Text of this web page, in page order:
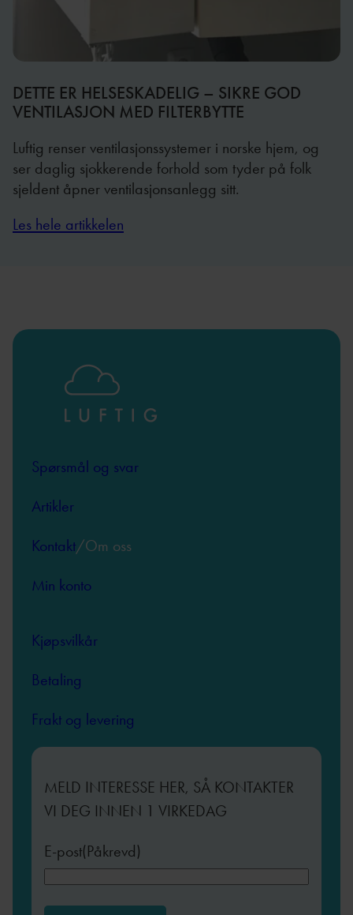
DETTE ER HELSESKADELIG – SIKRE GOD
VENTILASJON MED FILTERBYTTE
Luftig renser ventilasjonssystemer i norske hjem, og
ser daglig sjokkerende forhold som tyder på folk
sjeldent åpner ventilasjonsanlegg sitt.
Les hele artikkelen
Spørsmål og svar
Artikler
Kontakt/Om oss
Min konto
Kjøpsvilkår
Betaling
Frakt og levering
MELD INTERESSE HER, SÅ KONTAKTER
VI DEG INNEN 1 VIRKEDAG
E-post(Påkrevd)